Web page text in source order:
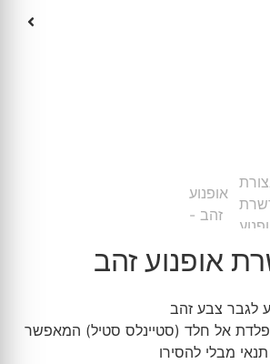
אופנוע זהב
לגבר צבע זהב
אל חלד (סטיינלס סטיל) המאפשר
מבלי להסירו